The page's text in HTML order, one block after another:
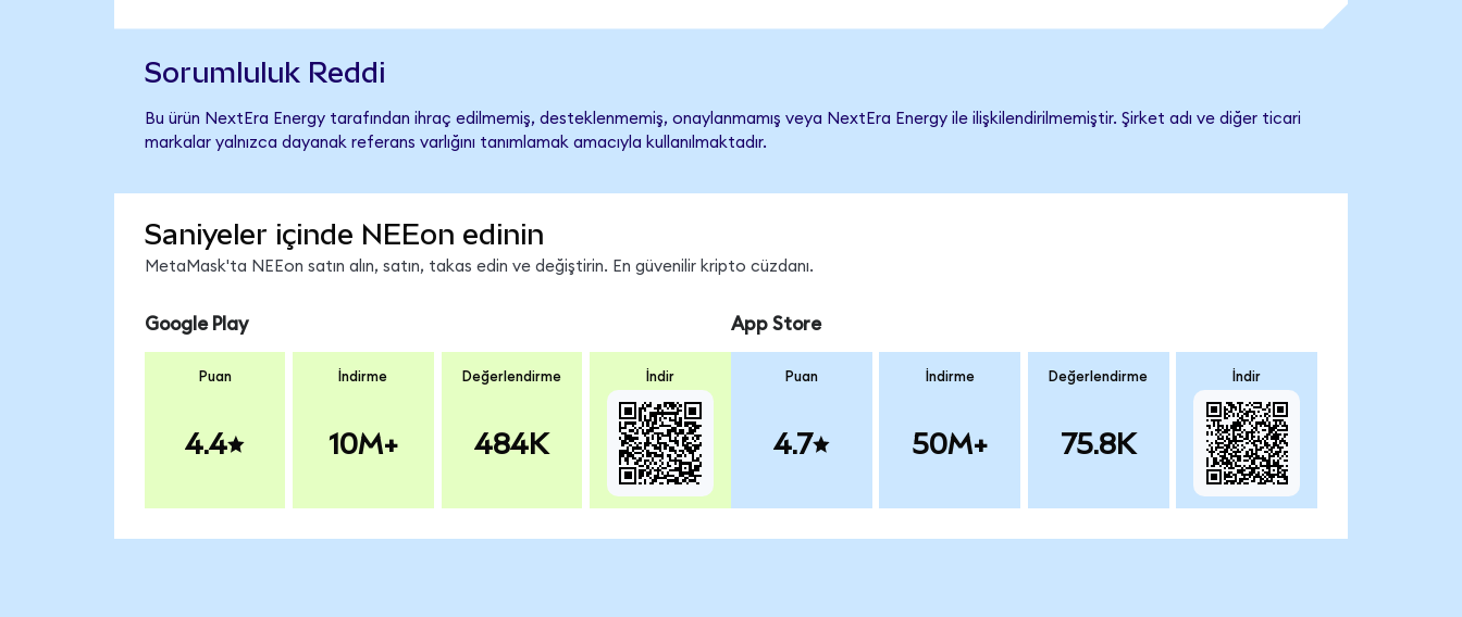
Sorumluluk Reddi
Bu ürün NextEra Energy tarafından ihraç edilmemiş, desteklenmemiş, onaylanmamış veya NextEra Energy ile ilişkilendirilmemiştir. Şirket adı ve diğer ticari
markalar yalnızca dayanak referans varlığını tanımlamak amacıyla kullanılmaktadır.
Saniyeler içinde NEEon edinin
MetaMask'ta NEEon satın alın, satın, takas edin ve değiştirin. En güvenilir kripto cüzdanı.
Google Play
Puan
4.4
İndirme
10M+
Değerlendirme
484K
İndir
App Store
Puan
4.7
İndirme
50M+
Değerlendirme
75.8K
İndir